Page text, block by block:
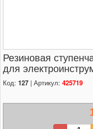
Резиновая
для
Код: 127 | Артикул: 425719